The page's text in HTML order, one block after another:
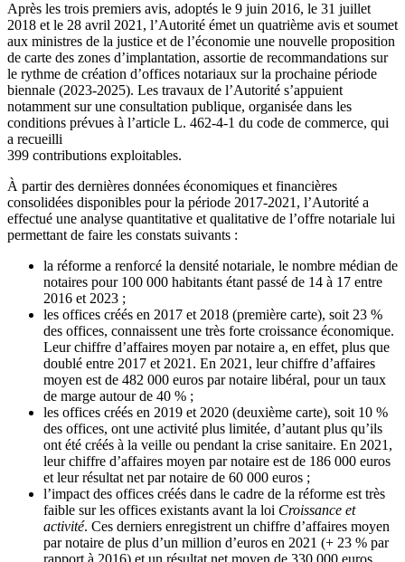
Après les trois premiers avis, adoptés le 9 juin 2016, le 31 juillet
2018 et le 28 avril 2021, l’Autorité émet un quatrième avis et soumet
aux ministres de la justice et de l’économie une nouvelle proposition
de carte des zones d’implantation, assortie de recommandations sur
le rythme de création d’offices notariaux sur la prochaine période
biennale (2023-2025). Les travaux de l’Autorité s’appuient
notamment sur une consultation publique, organisée dans les
conditions prévues à l’article L. 462-4-1 du code de commerce, qui
a recueilli
399 contributions exploitables.
À partir des dernières données économiques et financières
consolidées disponibles pour la période 2017-2021, l’Autorité a
effectué une analyse quantitative et qualitative de l’offre notariale lui
permettant de faire les constats suivants :
la réforme a renforcé la densité notariale, le nombre médian de
notaires pour 100 000 habitants étant passé de 14 à 17 entre
2016 et 2023 ;
les offices créés en 2017 et 2018 (première carte), soit 23 %
des offices, connaissent une très forte croissance économique.
Leur chiffre d’affaires moyen par notaire a, en effet, plus que
doublé entre 2017 et 2021. En 2021, leur chiffre d’affaires
moyen est de 482 000 euros par notaire libéral, pour un taux
de marge autour de 40 % ;
les offices créés en 2019 et 2020 (deuxième carte), soit 10 %
des offices, ont une activité plus limitée, d’autant plus qu’ils
ont été créés à la veille ou pendant la crise sanitaire. En 2021,
leur chiffre d’affaires moyen par notaire est de 186 000 euros
et leur résultat net par notaire de 60 000 euros ;
l’impact des offices créés dans le cadre de la réforme est très
faible sur les offices existants avant la loi Croissance et
activité. Ces derniers enregistrent un chiffre d’affaires moyen
par notaire de plus d’un million d’euros en 2021 (+ 23 % par